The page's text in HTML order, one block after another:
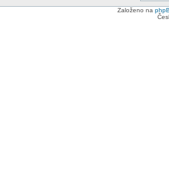
Založeno na